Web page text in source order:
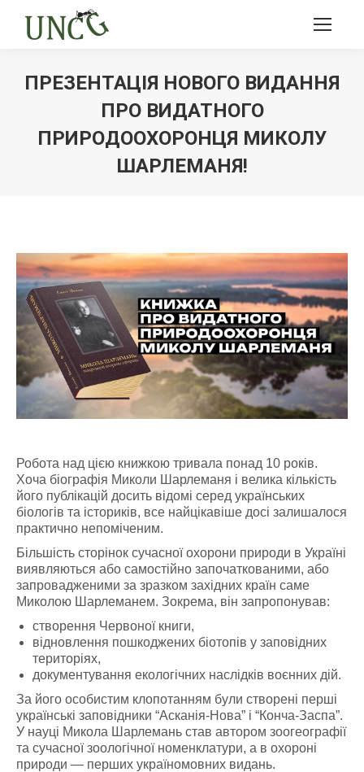
ПРЕЗЕНТАЦІЯ НОВОГО ВИДАННЯ
ПРО ВИДАТНОГО
ПРИРОДООХОРОНЦЯ МИКОЛУ
ШАРЛЕМАНЯ!
Робота над цією книжкою тривала понад 10 років.
Хоча біографія Миколи Шарлеманя і велика кількість
його публікацій досить відомі серед українських
біологів та істориків, все найцікавіше досі залишалося
практично непоміченим.
Більшість сторінок сучасної охорони природи в Україні
виявляються або самостійно започаткованими, або
запровадженими за зразком західних країн саме
Миколою Шарлеманем. Зокрема, він запропонував:
створення Червоної книги,
відновлення пошкоджених біотопів у заповідних
територіях,
документування екологічних наслідків воєнних дій.
За його особистим клопотанням були створені перші
українські заповідники “Асканія-Нова” і “Конча-Заспа”.
У науці Микола Шарлемань став автором зоогеографії
та сучасної зоологічної номенклатури, а в охороні
природи — перших україномовних видань.